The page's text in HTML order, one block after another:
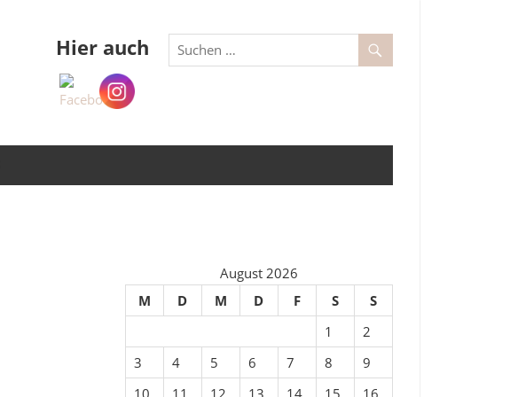
Hier auch
August 2026
M
D M D F S
S
1
2
3
4 5 6 7 8
9
10
11 12 13 14 15
16